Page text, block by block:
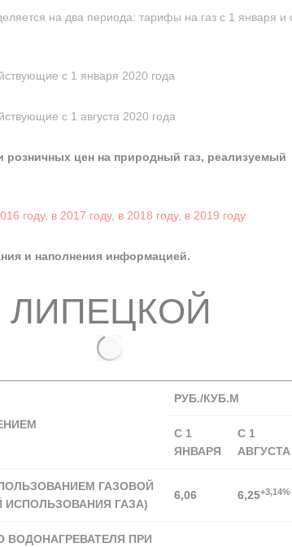
на два периода: тарифы на газ с 1 января и
с 1 января 2020 года
с 1 августа 2020 года
розничных цен на природный газ, реализуемый
году, в 2017 году, в 2018 году, в 2019 году
и наполнения информацией.
ЛИПЕЦКОЙ
РУБ./КУБ.М
С 1
ЯНВАРЯ
С 1
АВГУСТА
ГАЗОВОЙ
ИСПОЛЬЗОВАНИЯ ГАЗА)
6,06 6,25+3,14%
ПРИ